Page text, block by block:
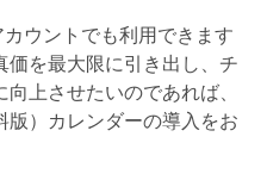
ウントでも利用できます
価を最大限に引き出し、チ
上させたいのであれば、
）カレンダーの導入をお